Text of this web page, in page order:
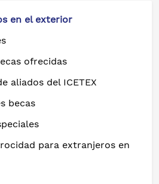
en el exterior
ofrecidas
aliados del ICETEX
becas
para extranjeros en